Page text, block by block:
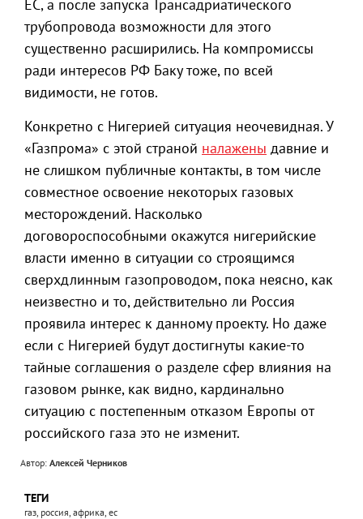
ЕС, а после запуска Трансадриатического
трубопровода возможности для этого
существенно расширились. На компромиссы
ради интересов РФ Баку тоже, по всей
видимости, не готов.
Конкретно с Нигерией ситуация неочевидная. У
«Газпрома» с этой страной налажены давние и
не слишком публичные контакты, в том числе
совместное освоение некоторых газовых
месторождений. Насколько
договороспособными окажутся нигерийские
власти именно в ситуации со строящимся
сверхдлинным газопроводом, пока неясно, как
неизвестно и то, действительно ли Россия
проявила интерес к данному проекту. Но даже
если с Нигерией будут достигнуты какие-то
тайные соглашения о разделе сфер влияния на
газовом рынке, как видно, кардинально
ситуацию с постепенным отказом Европы от
российского газа это не изменит.
Автор: Алексей Черников
ТЕГИ
газ, россия, африка, ес